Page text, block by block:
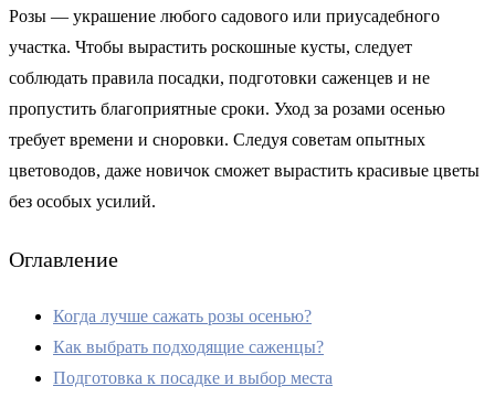
Розы — украшение любого садового или приусадебного
участка. Чтобы вырастить роскошные кусты, следует
соблюдать правила посадки, подготовки саженцев и не
пропустить благоприятные сроки. Уход за розами осенью
требует времени и сноровки. Следуя советам опытных
цветоводов, даже новичок сможет вырастить красивые цветы
без особых усилий.
Оглавление
Когда лучше сажать розы осенью?
Как выбрать подходящие саженцы?
Подготовка к посадке и выбор места